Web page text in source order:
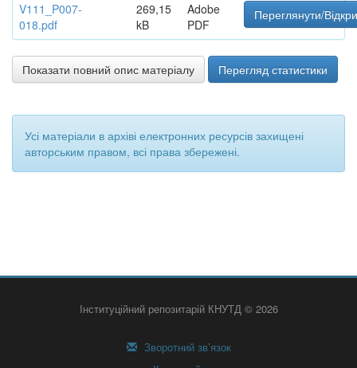
V111_P007-
018.pdf
269,15
kB
Adobe
PDF
Переглянути/
Показати повний опис матеріалу Перегляд статистики
Усі матеріали в архіві електронних ресурсів захищені
авторським правом, всі права збережені.
Інституційний репозитарій КНУТД © 2026
Зворотний зв’язок